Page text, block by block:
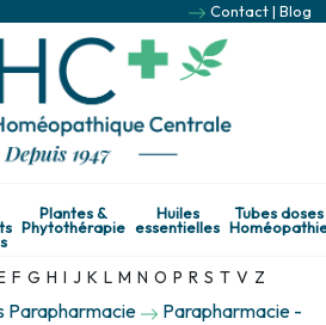
Contact| Blog
Plantes &
Phytothérapie
Huiles
essentielles
Tubes doses
F G H I J K L M N O P R S T V Z
Parapharmacie
Parapharmacie -